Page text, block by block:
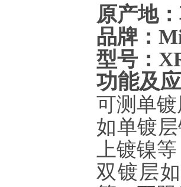
原产地
品牌：
型号：
功能及
可测单
如单镀
上镀镍等
双镀层